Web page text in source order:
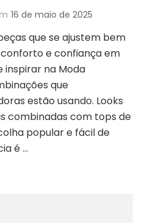
16 de maio de 2025
que se ajustem bem
e confiança em
inspirar na Moda
que
estão usando. Looks
combinadas com tops de
popular e fácil de
é …